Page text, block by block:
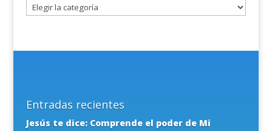
Entradas recientes
Jesús te dice: Comprende el poder de Mi